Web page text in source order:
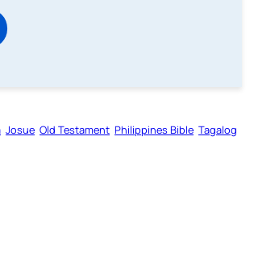
Josue Old Testament Philippines Bible Tagalog